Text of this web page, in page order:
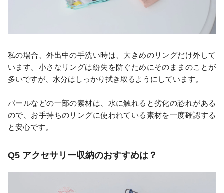
私の場合、外出中の手洗い時は、大きめのリングだけ外して
います。小さなリングは紛失を防ぐためにそのままのことが
多いですが、水分はしっかり拭き取るようにしています。
パールなどの一部の素材は、水に触れると劣化の恐れがある
ので、お手持ちのリングに使われている素材を一度確認する
と安心です。
Q5 アクセサリー収納のおすすめは？